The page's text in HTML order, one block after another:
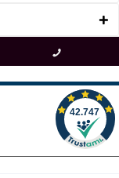
telefonisch erreichbar
09497 1511